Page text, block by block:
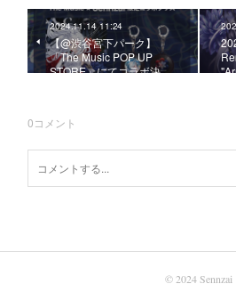
2024.11.14 11:24
【@渋谷宮下パーク】
「The Music POP UP
STORE」にてコラボ決…
0コメント
© 2024 Sennzai